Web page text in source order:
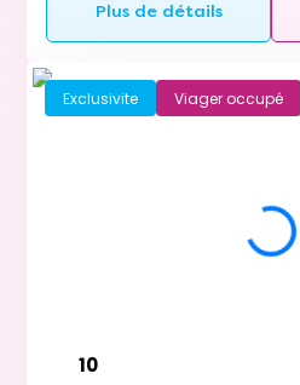
Plus de détails
Exclusivite Viager occupé
10